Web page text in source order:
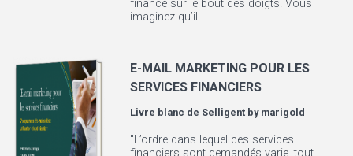
finance sur le bout des doigts. Vous
imaginez qu’il...
E-MAIL MARKETING POUR LES
SERVICES FINANCIERS
Livre blanc de Selligent by marigold
"L’ordre dans lequel ces services
financiers sont demandés varie, tout